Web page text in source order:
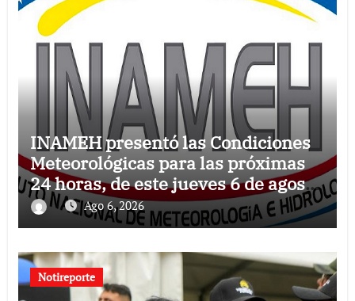
INAMEH presentó las Condiciones
Meteorológicas para las próximas
24 horas, de este jueves 6 de agosto
2026
Ago 6, 2026
Notireporte